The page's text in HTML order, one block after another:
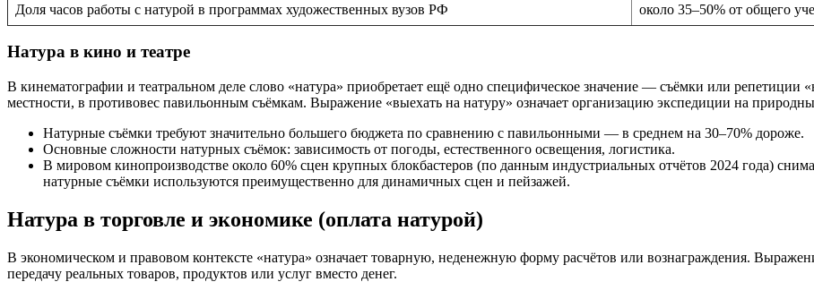
Доля часов работы с натурой в программах художественных вузов РФ около 35–50% от общего
Натура в кино и театре
В кинематографии и театральном деле слово «натура» приобретает ещё одно специфическое значение — съёмки или репетиции
местности, в противовес павильонным съёмкам. Выражение «выехать на натуру» означает организацию экспедиции на
Натурные съёмки требуют значительно большего бюджета по сравнению с павильонными — в среднем на 30–70% дороже.
Основные сложности натурных съёмок: зависимость от погоды, естественного освещения, логистика.
В мировом кинопроизводстве около 60% сцен крупных блокбастеров (по данным индустриальных отчётов 2024 года)
натурные съёмки используются преимущественно для динамичных сцен и пейзажей.
Натура в торговле и экономике (оплата натурой)
В экономическом и правовом контексте «натура» означает товарную, неденежную форму расчётов или вознаграждения.
передачу реальных товаров, продуктов или услуг вместо денег.